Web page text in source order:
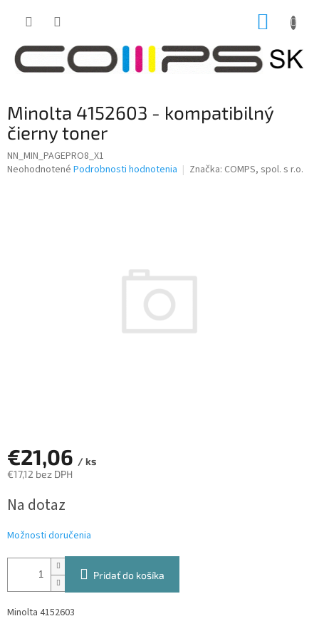
Minolta 4152603 - kompatibilný
čierny toner
NN_MIN_PAGEPRO8_X1
Priemerné
Neohodnotené Podrobnosti hodnotenia Značka: COMPS, spol. s r.o.
€21,06 / ks
€17,12 bez DPH
cena:
Na dotaz
Možnosti doručenia
Pridať do košíka
Minolta 4152603